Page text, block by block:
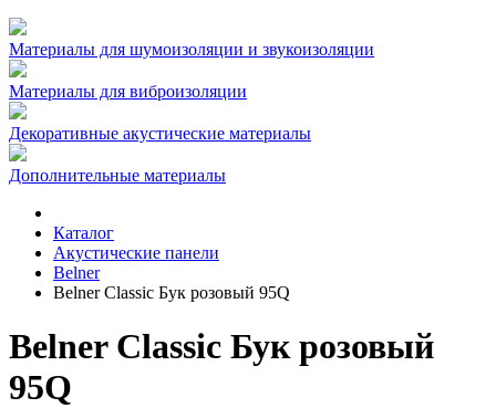
Материалы для шумоизоляции и звукоизоляции
Материалы для виброизоляции
Декоративные акустические материалы
Дополнительные материалы
Каталог
Акустические панели
Belner
Belner Classic Бук розовый 95Q
Belner Classic Бук розовый
95Q